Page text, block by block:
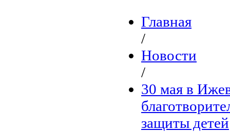
Главная
/
Новости
/
30 мая в
защиты детей